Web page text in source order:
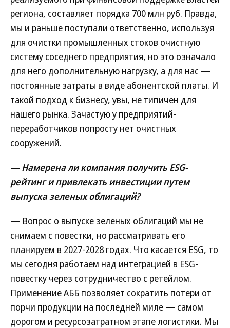
региона, составляет порядка 700 млн руб. Правда,
мы и раньше поступали ответственно, используя
для очистки промышленных стоков очистную
систему соседнего предприятия, но это означало
для него дополнительную нагрузку, а для нас —
постоянные затраты в виде абонентской платы. И
такой подход к бизнесу, увы, не типичен для
нашего рынка. Зачастую у предприятий-
переработчиков попросту нет очистных
сооружений.
— Намерена ли компания получить ESG-
рейтинг и привлекать инвестиции путем
выпуска зеленых облигаций?
— Вопрос о выпуске зеленых облигаций мы не
снимаем с повестки, но рассматривать его
планируем в 2027-2028 годах. Что касается ESG, то
мы сегодня работаем над интеграцией в ESG-
повестку через сотрудничество с ретейлом.
Применение АББ позволяет сократить потери от
порчи продукции на последней миле — самом
дорогом и ресурсозатратном этапе логистики. Мы